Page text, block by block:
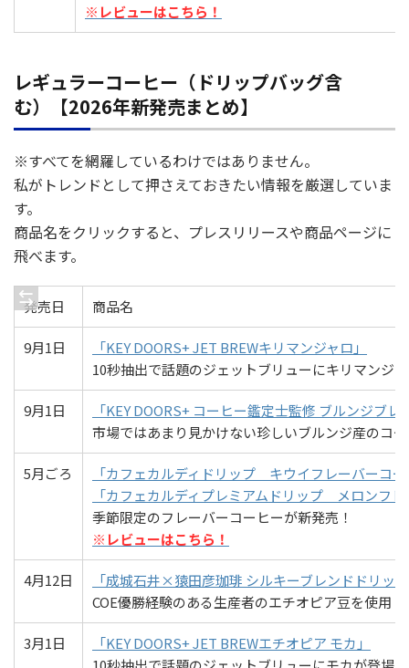
※レビューはこちら！
レギュラーコーヒー（ドリップバッグ含
む）【2026年新発売まとめ】
※すべてを網羅しているわけではありません。
私がトレンドとして押さえておきたい情報を厳選していま
す。
商品名をクリックすると、プレスリリースや商品ページに
飛べます。
発売日 商品名
9月1日
「KEY DOORS+ JET BREWキリマンジャロ」
10秒抽出で話題のジェットブリューにキリマンジ
9月1日
「KEY DOORS+ コーヒー鑑定士監修 ブルンジブ
市場ではあまり見かけない珍しいブルンジ産のコ
5月ごろ
「カフェカルディドリップ キウイフレーバーコ
「カフェカルディプレミアムドリップ メロンフ
季節限定のフレーバーコーヒーが新発売！
※レビューはこちら！
4月12日
「成城石井×猿田彦珈琲 シルキーブレンドドリッ
COE優勝経験のある生産者のエチオピア豆を使用！
3月1日
「KEY DOORS+ JET BREWエチオピア モカ」